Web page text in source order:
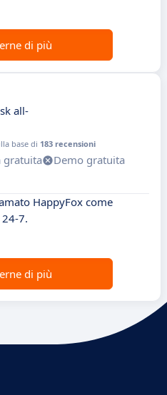
di più
all-
base di 183 recensioni
gratuita
Demo gratuita
HappyFox come
7.
di più